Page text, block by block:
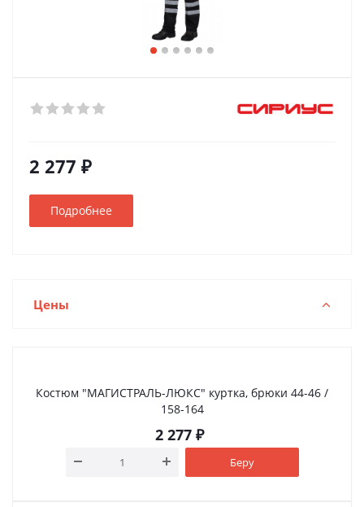
2 277 ₽
Подробнее
Цены
Костюм "МАГИСТРАЛЬ-ЛЮКС" куртка, брюки 44-46 /
158-164
2 277₽
Беру